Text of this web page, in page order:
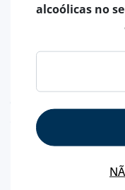
REGIÃO
LICÓBIDOS
alcoólicas no